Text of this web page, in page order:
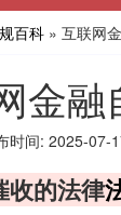
百科 » 互联网
金融
时间: 2025-07-
的法律